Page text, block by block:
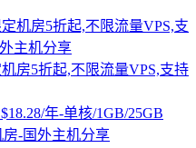
房5折起,不限流量VPS,支持